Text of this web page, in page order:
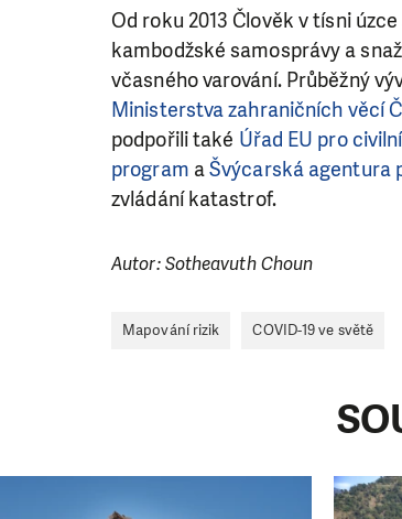
Od roku 2013 Člověk v tísni
kambodžské samosprávy a
včasného varování. Průběžný
Ministerstva zahraničních věcí
podpořili také Úřad EU pro
program aŠvýcarská agentura
zvládání katastrof.
Autor: Sotheavuth Choun
Mapování rizik COVID-19 ve světě
Abychom mohli pomáhat
rozhodnete pomoci jedním
dary nám